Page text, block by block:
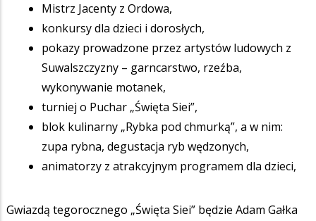
Mistrz Jacenty z Ordowa,
konkursy dla dzieci i dorosłych,
pokazy prowadzone przez artystów ludowych z
Suwalszczyzny – garncarstwo, rzeźba,
wykonywanie motanek,
turniej o Puchar „Święta Siei”,
blok kulinarny „Rybka pod chmurką”, a w nim:
zupa rybna, degustacja ryb wędzonych,
animatorzy z atrakcyjnym programem dla dzieci,
Gwiazdą tegorocznego „Święta Siei” będzie Adam Gałka